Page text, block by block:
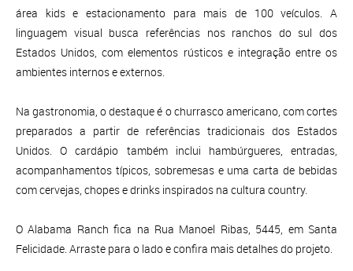
área kids e estacionamento para mais de 100 veículos. A
linguagem visual busca referências nos ranchos do sul dos
Estados Unidos, com elementos rústicos e integração entre os
ambientes internos e externos.
Na gastronomia, o destaque é o churrasco americano, com cortes
preparados a partir de referências tradicionais dos Estados
Unidos. O cardápio também inclui hambúrgueres, entradas,
acompanhamentos típicos, sobremesas e uma carta de bebidas
com cervejas, chopes e drinks inspirados na cultura country.
O Alabama Ranch fica na Rua Manoel Ribas, 5445, em Santa
Felicidade. Arraste para o lado e confira mais detalhes do projeto.